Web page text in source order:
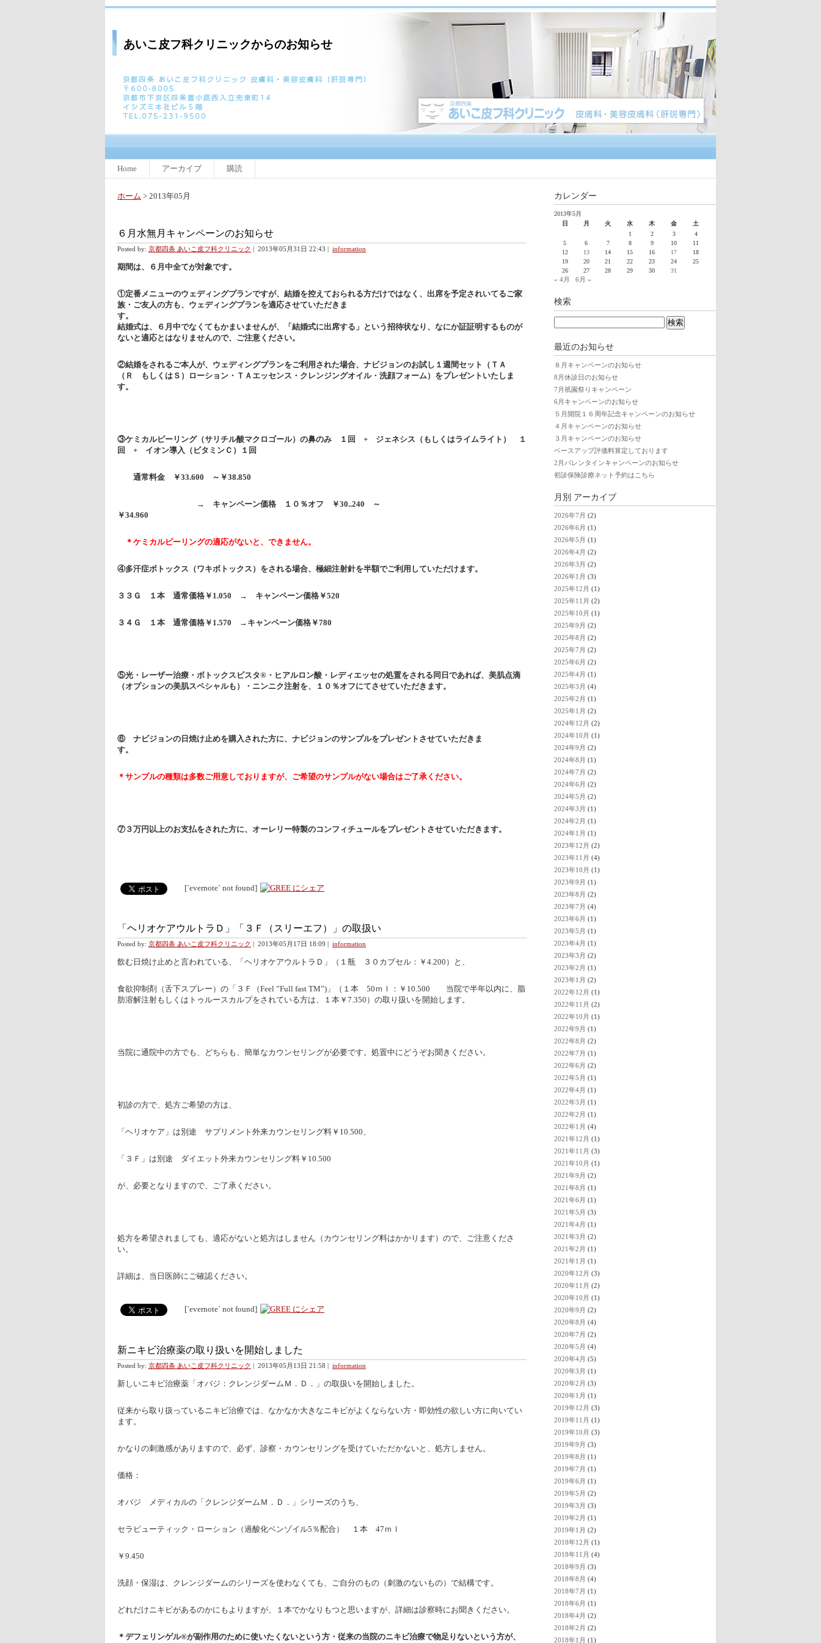
あいこ皮フ科クリニックからのお知らせ
Home アーカイブ 購読
ホーム > 2013年05月
６月水無月キャンペーンのお知らせ
Posted by: 京都四条 あいこ皮フ科クリニック | 2013年05月31日 22:43 | information
期間は、６月中全てが対象です。
①定番メニューのウェディングプランですが、結婚を控えておられる方だけではなく、出席を予定されいてるご家
族・ご友人の方も、ウェディングプランを適応させていただきま
す。
結婚式は、６月中でなくてもかまいませんが、「結婚式に出席する」という招待状なり、なにか証証明するものが
ないと適応とはなりませんので、ご注意ください。
②結婚をされるご本人が、ウェディングプランをご利用された場合、ナビジョンのお試し１週間セット（ＴＡ
（Ｒ もしくはＳ）ローション・ＴＡエッセンス・クレンジングオイル・洗顔フォーム）をプレゼントいたしま
す。
③ケミカルピーリング（サリチル酸マクロゴール）の鼻のみ １回 + ジェネシス（もしくはライムライト） １
回 + イオン導入（ビタミンＣ）１回
通常料金 ￥33.600 ～￥38.850
→ キャンペーン価格 １０％オフ ￥30..240 ～
￥34.960
＊ケミカルピーリングの適応がないと、できません。
④多汗症ボトックス（ワキボトックス）をされる場合、極細注射針を半額でご利用していただけます。
３３Ｇ １本 通常価格￥1.050 → キャンペーン価格￥520
３４Ｇ １本 通常価格￥1.570 →キャンペーン価格￥780
⑤光・レーザー治療・ボトックスビスタ®・ヒアルロン酸・レディエッセの処置をされる同日であれば、美肌点滴
（オプションの美肌スペシャルも）・ニンニク注射を、１０％オフにてさせていただきます。
⑥ ナビジョンの日焼け止めを購入された方に、ナビジョンのサンプルをプレゼントさせていただきま
す。
＊サンプルの種類は多数ご用意しておりますが、ご希望のサンプルがない場合はご了承ください。
⑦３万円以上のお支払をされた方に、オーレリー特製のコンフィチュールをプレゼントさせていただきます。
[`evernote` not found]
「ヘリオケアウルトラＤ」「３Ｆ（スリーエフ）」の取扱い
Posted by: 京都四条 あいこ皮フ科クリニック 2013年05月17日 18:09 information
飲む日焼け止めと言われている、「ヘリオケアウルトラＤ」（１瓶 ３０カプセル：￥4.200）と、
食欲抑制剤（舌下スプレー）の「３Ｆ（Feel ”Full fast TM”)」（１本 50ｍｌ：￥10.500 当院で半年以内に、脂
肪溶解注射もしくはトゥルースカルプをされている方は、１本￥7.350）の取り扱いを開始します。
当院に通院中の方でも、どちらも、簡単なカウンセリングが必要です。処置中にどうぞお聞きください。
初診の方で、処方ご希望の方は、
「ヘリオケア」は別途 サプリメント外来カウンセリング料￥10.500、
「３Ｆ」は別途 ダイエット外来カウンセリング料￥10.500
が、必要となりますので、ご了承ください。
処方を希望されましても、適応がないと処方はしません（カウンセリング料はかかります）ので、ご注意くださ
い。
詳細は、当日医師にご確認ください。
[`evernote` not found]
新ニキビ治療薬の取り扱いを開始しました
Posted by: 京都四条 あいこ皮フ科クリニック | 2013年05月13日 21:58 | information
新しいニキビ治療薬「オバジ：クレンジダームＭ．Ｄ．」の取扱いを開始しました。
従来から取り扱っているニキビ治療では、なかなか大きなニキビがよくならない方・即効性の欲しい方に向いてい
ます。
かなりの刺激感がありますので、必ず、診察・カウンセリングを受けていただかないと、処方しません。
価格：
オバジ メディカルの「クレンジダームＭ．Ｄ．」シリーズのうち、
セラピューティック・ローション（過酸化ベンゾイル5％配合） １本 47ｍｌ
￥9.450
洗顔・保湿は、クレンジダームのシリーズを使わなくても、ご自分のもの（刺激のないもの）で結構です。
どれだけニキビがあるのかにもよりますが、１本でかなりもつと思いますが、詳細は診察時にお聞きください。
＊デフェリンゲル®が副作用のために使いたくないという方・従来の当院のニキビ治療で物足りないという方が、
カレンダー
2013年5月
日
月 火 水 木 金
土
1
2 3
4
5
6 7 8 9 10
11
12
13 14 15 16 17
18
19
20 21 22 23 24
25
26
27 28 29 30 31
« 4月 6月 »
検索
最近のお知らせ
８月キャンペーンのお知らせ
8月休診日のお知らせ
7月祇園祭りキャンペーン
6月キャンペーンのお知らせ
５月開院１６周年記念キャンペーンのお知らせ
４月キャンペーンのお知らせ
３月キャンペーンのお知らせ
ベースアップ評価料算定しております
2月バレンタインキャンペーンのお知らせ
初診保険診療ネット予約はこちら
月別 アーカイブ
2026年7月 (2)
2026年6月 (1)
2026年5月 (1)
2026年4月 (2)
2026年3月 (2)
2026年1月 (3)
2025年12月 (1)
2025年11月 (2)
2025年10月 (1)
2025年9月 (2)
2025年8月 (2)
2025年7月 (2)
2025年6月 (2)
2025年4月 (1)
2025年3月 (4)
2025年2月 (1)
2025年1月 (2)
2024年12月 (2)
2024年10月 (1)
2024年9月 (2)
2024年8月 (1)
2024年7月 (2)
2024年6月 (2)
2024年5月 (2)
2024年3月 (1)
2024年2月 (1)
2024年1月 (1)
2023年12月 (2)
2023年11月 (4)
2023年10月 (1)
2023年9月 (1)
2023年8月 (2)
2023年7月 (4)
2023年6月 (1)
2023年5月 (1)
2023年4月 (1)
2023年3月 (2)
2023年2月 (1)
2023年1月 (2)
2022年12月 (1)
2022年11月 (2)
2022年10月 (1)
2022年9月 (1)
2022年8月 (2)
2022年7月 (1)
2022年6月 (2)
2022年5月 (1)
2022年4月 (1)
2022年3月 (1)
2022年2月 (1)
2022年1月 (4)
2021年12月 (1)
2021年11月 (3)
2021年10月 (1)
2021年9月 (2)
2021年8月 (1)
2021年6月 (1)
2021年5月 (3)
2021年4月 (1)
2021年3月 (2)
2021年2月 (1)
2021年1月 (1)
2020年12月 (3)
2020年11月 (2)
2020年10月 (1)
2020年9月 (2)
2020年8月 (4)
2020年7月 (2)
2020年5月 (4)
2020年4月 (5)
2020年3月 (1)
2020年2月 (3)
2020年1月 (1)
2019年12月 (3)
2019年11月 (1)
2019年10月 (3)
2019年9月 (3)
2019年8月 (1)
2019年7月 (1)
2019年6月 (1)
2019年5月 (2)
2019年3月 (3)
2019年2月 (1)
2019年1月 (2)
2018年12月 (1)
2018年11月 (4)
2018年9月 (3)
2018年8月 (4)
2018年7月 (1)
2018年6月 (1)
2018年4月 (2)
2018年2月 (2)
2018年1月 (1)